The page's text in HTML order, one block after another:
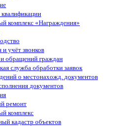
комплекс «Награждения»
и учёт звонков
обращений граждан
служба обработки заявок
о местонахожд. документов
документов
ремонт
комплекс
кадастр объектов